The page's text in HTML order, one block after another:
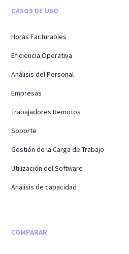
CASOS DE USO
Horas Facturables
Eficiencia Operativa
Análisis del Personal
Empresas
Trabajadores Remotos
Soporte
Gestión de la Carga de Trabajo
Utilización del Software
Análisis de capacidad
COMPARAR